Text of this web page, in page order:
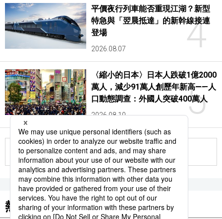
4
平價夜行列車能否重現江湖？新型
特急與「翌晨抵達」的新幹線接連
登場
2026.08.07
5
〈縮小的日本〉日本人跌破1億2000
萬人，減少91萬人創歷年新高——人
口動態調查：外國人突破400萬人
2026.08.10
更多
熱門關鍵詞